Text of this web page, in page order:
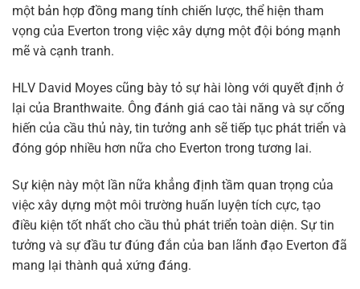
một bản hợp đồng mang tính chiến lược, thể hiện tham
vọng của Everton trong việc xây dựng một đội bóng mạnh
mẽ và cạnh tranh.
HLV David Moyes cũng bày tỏ sự hài lòng với quyết định ở
lại của Branthwaite. Ông đánh giá cao tài năng và sự cống
hiến của cầu thủ này, tin tưởng anh sẽ tiếp tục phát triển và
đóng góp nhiều hơn nữa cho Everton trong tương lai.
Sự kiện này một lần nữa khẳng định tầm quan trọng của
việc xây dựng một môi trường huấn luyện tích cực, tạo
điều kiện tốt nhất cho cầu thủ phát triển toàn diện. Sự tin
tưởng và sự đầu tư đúng đắn của ban lãnh đạo Everton đã
mang lại thành quả xứng đáng.